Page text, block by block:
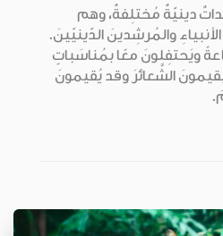
دينيّةٌ مُختلِفةٌ، وهم
والمُرشِدينَ الدّينيّينَ.
ويَحتفِلونَ معًا بمُناسَباتٍ
الشَّعائرَ وقد يُقيمونَ